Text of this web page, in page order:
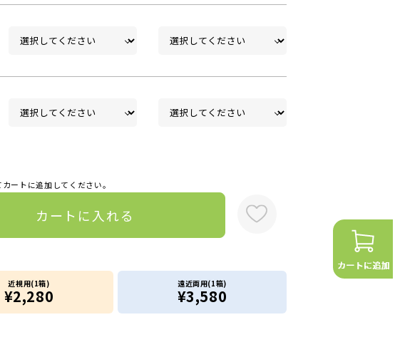
ートに追加してください。
カートに入れる
近視用(1箱)
¥2,280
遠近両用(1箱)
¥3,580